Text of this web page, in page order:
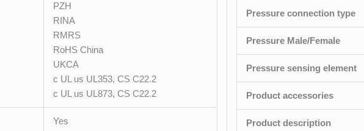
PZH
RINA
RMRS
RoHS China
UKCA
c UL us UL353, CS C22.2
c UL us UL873, CS C22.2
Yes
Pressure connection type
Pressure Male/Female
Pressure sensing element
Product accessories
Product description